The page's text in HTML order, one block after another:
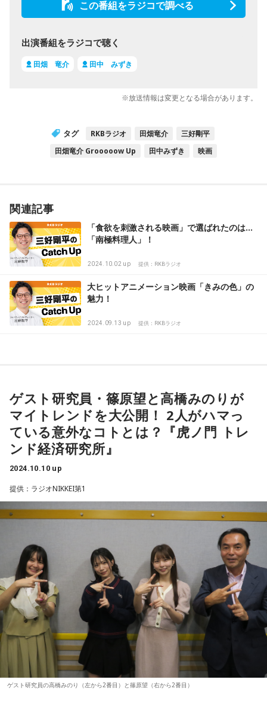
この番組をラジコで調べる
出演番組をラジコで聴く
田畑 竜介 田中 みずき
※放送情報は変更となる場合があります。
タグ RKBラジオ 田畑竜介
三好剛平
田畑竜介 Grooooow Up
田中みずき 映画
関連記事
「食欲を刺激される映画」で選ばれたのは…
「南極料理人」！
2024.10.02 up 提供：RKBラジオ
大ヒットアニメーション映画「きみの色」の
魅力！
2024.09.13 up 提供：RKBラジオ
ゲスト研究員・篠原望と高橋みのりが
マイトレンドを大公開！ 2人がハマっ
ている意外なコトとは？『虎ノ門 トレ
ンド経済研究所』
2024.10.10 up
提供：ラジオNIKKEI第1
ゲスト研究員の高橋みのり（左から2番目）と篠原望（右から2番目）